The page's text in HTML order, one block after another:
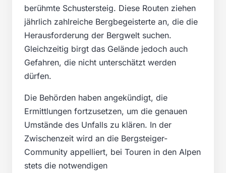
berühmte Schustersteig. Diese Routen ziehen
jährlich zahlreiche Bergbegeisterte an, die die
Herausforderung der Bergwelt suchen.
Gleichzeitig birgt das Gelände jedoch auch
Gefahren, die nicht unterschätzt werden
dürfen.
Die Behörden haben angekündigt, die
Ermittlungen fortzusetzen, um die genauen
Umstände des Unfalls zu klären. In der
Zwischenzeit wird an die Bergsteiger-
Community appelliert, bei Touren in den Alpen
stets die notwendigen